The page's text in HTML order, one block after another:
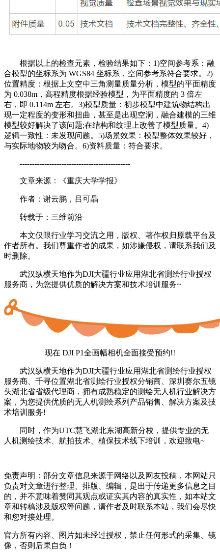
根据以上的检查元素，检验结果如下：1)空间参考系：融
合模型的坐标系为 WGS84 坐标系，空间参考系符合要求。2)
位置精度：根据上文空中三角测量质量分析，模型的平面精度
为 0.038m，高程精度根据经验模型，为平面精度的 3 倍左
右，即 0.114m 左右。3)模型质量：初步模型中建筑物结构出
现一定程度的变形和扭曲，甚至是出现空洞，融合建模的三维
模型较好解决了该问题;在结构和纹理上改善了模型质量。4)
逻辑一致性：未发现问题。5)场景效果：模型整体效果较好，
与实际地物较为吻合。6)资料质量：符合要求。
---------------------------------------------
文章来源：《重庆大学学报》
作者：谢云鹏，吕可晶
转载于：三维前沿
本文仅限行业学习交流之用，版权、著作权归原载平台及
作者所有。我们尊重作者的成果，如涉嫌侵权，请联系我们及
时删除。
武汉纵横天地作为DJI大疆行业应用湖北省测绘行业授权
服务商，为您提供优质的解决方案和技术培训服务~
现在 DJI P1全画幅相机全面接受预约!!
武汉纵横天地作为DJI大疆行业应用湖北省测绘行业授权
服务商、千寻位置湖北省测绘行业授权分销商、深圳赛尔五镜
头湖北省省级代理商，拥有成熟稳定的测绘无人机行业解决方
案，为您提供优质的无人机测绘系列产品销售、解决方案及技
术培训服务!
同时，作为UTC慧飞湖北东湖高新分校，提供专业的无
人机测绘技术、航拍技术、植保技术线下培训，欢迎致电~
免责声明：部分文章信息来源于网络以及网友投稿，本网站只
负责对文章进行整理、排版、编辑，是出于传递更多信息之目
的，并不意味着赞同其观点或证实其内容的真实性，如本站文
章和转稿涉及版权等问题，请作者及时联系本站，我们会尽快
和您对接处理。
官方所有内容、图片如未经过授权，禁止任何形式的采集、镜
像，否则后果自负！